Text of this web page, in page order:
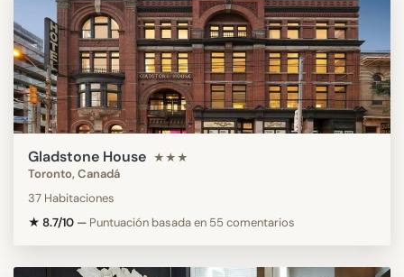
Gladstone House ★★★
Toronto, Canadá
37 Habitaciones
★ 8.7/10 — Puntuación basada en 55 comentarios